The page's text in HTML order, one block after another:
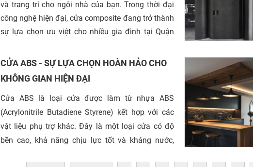
và trang trí cho ngôi nhà của bạn. Trong thời đại
công nghệ hiện đại, cửa composite đang trở thành
sự lựa chọn ưu việt cho nhiều gia đình tại Quận
trong những đơn vị cung cấp và lắp đặt cửa
composite hàng đầu, mang đến cho khách hàng
những sản phẩm chất lượng cùng dịch vụ tận tâm.
Trong bài viết này, hãy cùng khám phá lý do tại
sao cửa composite lại được ưa chuộng và những
lợi ích của nó.
CỬA ABS - SỰ LỰA CHỌN HOÀN HẢO CHO
KHÔNG GIAN HIỆN ĐẠI
Cửa ABS là loại cửa được làm từ nhựa ABS
(Acrylonitrile Butadiene Styrene) kết hợp với các
vật liệu phụ trợ khác. Đây là một loại cửa có độ
bền cao, khả năng chịu lực tốt và kháng nước,